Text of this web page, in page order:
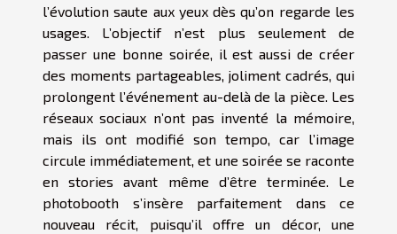
l’évolution saute aux yeux dès qu’on regarde les
usages. L’objectif n’est plus seulement de
passer une bonne soirée, il est aussi de créer
des moments partageables, joliment cadrés, qui
prolongent l’événement au-delà de la pièce. Les
réseaux sociaux n’ont pas inventé la mémoire,
mais ils ont modifié son tempo, car l’image
circule immédiatement, et une soirée se raconte
en stories avant même d’être terminée. Le
photobooth s’insère parfaitement dans ce
nouveau récit, puisqu’il offre un décor, une